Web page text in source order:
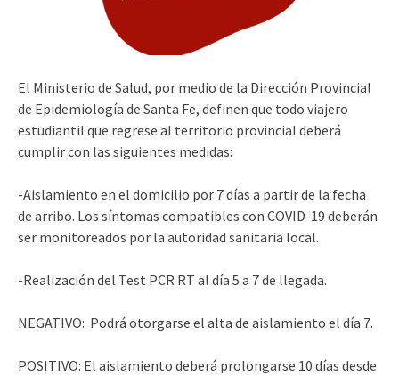
El Ministerio de Salud, por medio de la Dirección Provincial
de Epidemiología de Santa Fe, definen que todo viajero
estudiantil que regrese al territorio provincial deberá
cumplir con las siguientes medidas:
-Aislamiento en el domicilio por 7 días a partir de la fecha
de arribo. Los síntomas compatibles con COVID-19 deberán
ser monitoreados por la autoridad sanitaria local.
-Realización del Test PCR RT al día 5 a 7 de llegada.
NEGATIVO: Podrá otorgarse el alta de aislamiento el día 7.
POSITIVO: El aislamiento deberá prolongarse 10 días desde